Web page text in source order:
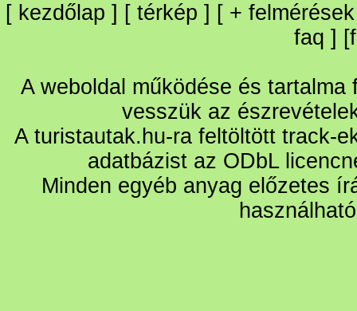
[ kezdőlap ] [ térkép ] [ + felmérések
faq ] [
A weboldal működése és
vesszük az
A turistautak.hu-ra feltöltött track-
adatbázist az ODbL
Minden egyéb anyag előzetes